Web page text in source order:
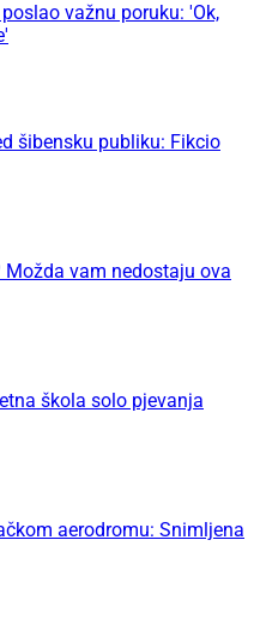
važnu poruku: 'Ok,
šibensku publiku: Fikcio
vam nedostaju ova
škola solo pjevanja
aerodromu: Snimljena